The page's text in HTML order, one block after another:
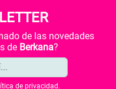
de las novedades
de Berkana?
de privacidad .